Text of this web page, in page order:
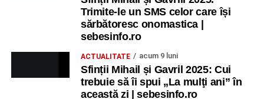
Trimite-le un SMS celor care își
sărbătoresc onomastica |
sebesinfo.ro
ACTUALITATE acum 9 luni
Sfinții Mihail și Gavril 2025: Cui
trebuie să îi spui „La mulţi ani” în
această zi | sebesinfo.ro